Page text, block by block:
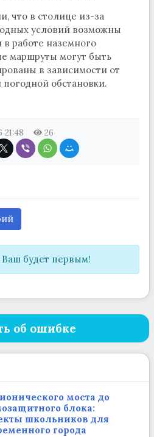
что в столице из-за
условий возможны
работе наземного
маршруты могут быть
в зависимости от
погодной обстановки.
21:48 26
будет первым!
об ошибке
моста до
блока:
школьников для
города